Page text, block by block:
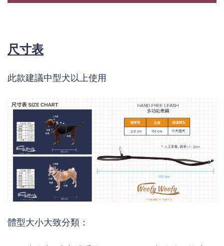
尺寸表
此款建議中型犬以上使用
體型大小大致分類：